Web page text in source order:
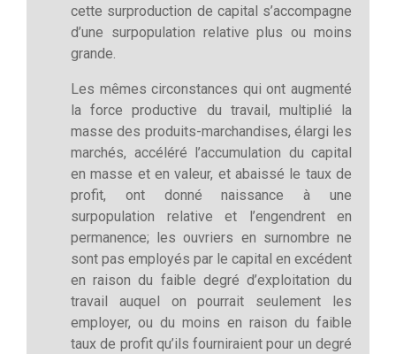
cette surproduction de capital s’accompagne
d’une surpopulation relative plus ou moins
grande.
Les mêmes circonstances qui ont augmenté
la force productive du travail, multiplié la
masse des produits-marchandises, élargi les
marchés, accéléré l’accumulation du capital
en masse et en valeur, et abaissé le taux de
profit, ont donné naissance à une
surpopulation relative et l’engendrent en
permanence; les ouvriers en surnombre ne
sont pas employés par le capital en excédent
en raison du faible degré d’exploitation du
travail auquel on pourrait seulement les
employer, ou du moins en raison du faible
taux de profit qu’ils fourniraient pour un degré